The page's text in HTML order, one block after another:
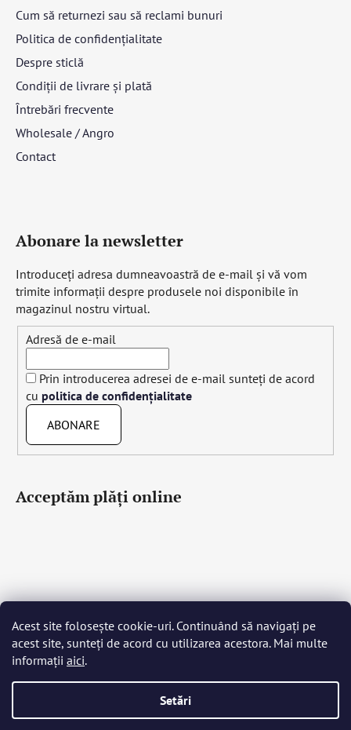
Acest site folosește cookie-uri. Continuând să navigați pe
acest site, sunteți de acord cu utilizarea acestora. Mai multe
informații aici.
Setări
Cum să returnezi sau să reclami bunuri
Politica de confidențialitate
Despre sticlă
Condiții de livrare și plată
Întrebări frecvente
Wholesale / Angro
Contact
Abonare la newsletter
Introduceţi adresa dumneavoastră de e-mail şi vă vom
trimite informaţii despre produsele noi disponibile în
magazinul nostru virtual.
Adresă de e-mail
Prin introducerea adresei de e-mail sunteți de acord
cu politica de confidențialitate
ABONARE
Acceptăm plăţi online
Čeština Slovenčina English Deutsch Magyar
Język polski
Română Italiano Español Français
Português
Nederlands Українська Ελληνικά Svenska Dansk